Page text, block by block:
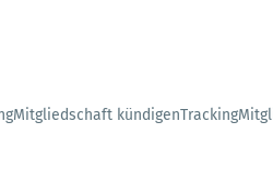
Mitgliedschaft kündigenTracking